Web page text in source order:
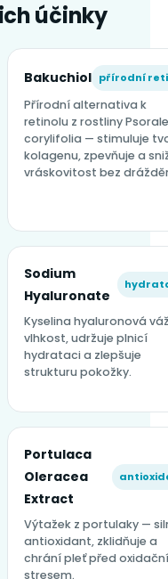
účinky
Bakuchiol přírodní
Přírodní alternativa k
retinolu z rostliny
corylifolia — stimuluje
kolagenu, zpevňuje a
vráskovitost bez
Sodium
Hyaluronate
Kyselina hyaluronová
vlhkost, udržuje plnicí
hydrataci a zlepšuje
strukturu pokožky.
Portulaca
Oleracea
Extract
Výtažek z portulaky —
antioxidant, zklidňuje a
chrání pleť před
stresem.